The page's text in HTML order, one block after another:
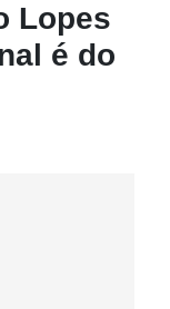
Lopes
é do